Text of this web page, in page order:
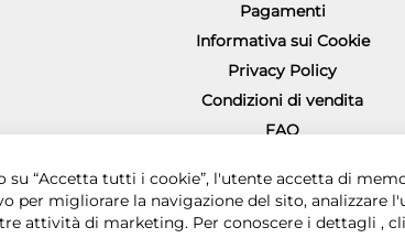
Pagamenti
Informativa sui Cookie
Privacy Policy
Condizioni di vendita
FAQ